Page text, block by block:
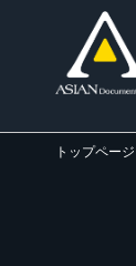
トップページ